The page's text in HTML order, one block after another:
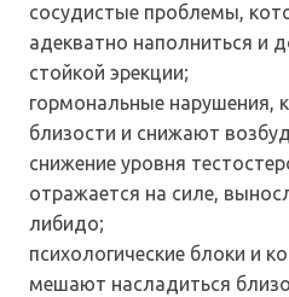
сосудистые проблемы,
адекватно наполниться и
стойкой эрекции;
гормональные нарушения,
близости и снижают
снижение уровня
отражается на силе,
либидо;
психологические блоки и
мешают насладиться